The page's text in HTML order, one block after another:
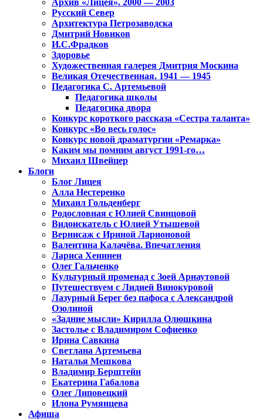
Архив «Лицея». 2000 — 2003
Русский Север
Архитектура Петрозаводска
Дмитрий Новиков
И.С.Фрадков
Здоровье
Художественная галерея Дмитрия Москина
Великая Отечественная. 1941 — 1945
Педагогика С. Артемьевой
Педагогика школы
Педагогика двора
Конкурс короткого рассказа «Сестра таланта»
Конкурс «Во весь голос»
Конкурс новой драматургии «Ремарка»
Каким мы помним август 1991-го…
Михаил Швейцер
Блоги
Блог Лицея
Алла Нестеренко
Михаил Гольденберг
Родословная с Юлией Свинцовой
Видоискатель с Юлией Утышевой
Вернисаж с Ириной Ларионовой
Валентина Калачёва. Впечатления
Лариса Хенинен
Олег Гальченко
Культурный променад с Зоей Арнаутовой
Путешествуем с Лидией Винокуровой
Лазурный Берег без пафоса с Александрой
Озолиной
«Задние мысли» Кирилла Олюшкина
Застолье с Владимиром Софиенко
Ирина Савкина
Светлана Артемьева
Наталья Мешкова
Владимир Берштейн
Екатерина Габалова
Олег Липовецкий
Илона Румянцева
Афиша